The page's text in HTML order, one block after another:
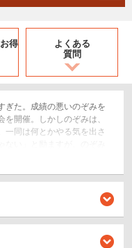
お得
よくある
質問
ぎた。成績の悪いのぞみを
開催。しかしのぞみは、
一同は何とかやる気を出さ
ない」と励ますが、のぞみ